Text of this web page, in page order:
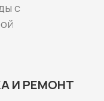
с
И РЕМОНТ